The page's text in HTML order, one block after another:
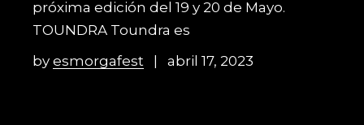
próxima edición del 19 y 20 de Mayo.
TOUNDRA Toundra es
byesmorgafest abril 17, 2023